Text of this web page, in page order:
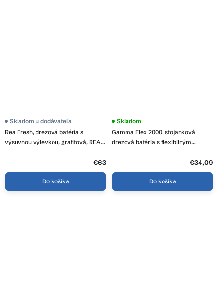
Rea Fresh, drezová batéria s
výsuvnou výlevkou, grafitová, REA-
Skladom u dodávateľa
€63
Do košíka
Gamma Flex 2000, stojanková
drezová batéria s flexibilným
ramenom, čierna-zlatá matná,
Skladom
€34,09
Do košíka